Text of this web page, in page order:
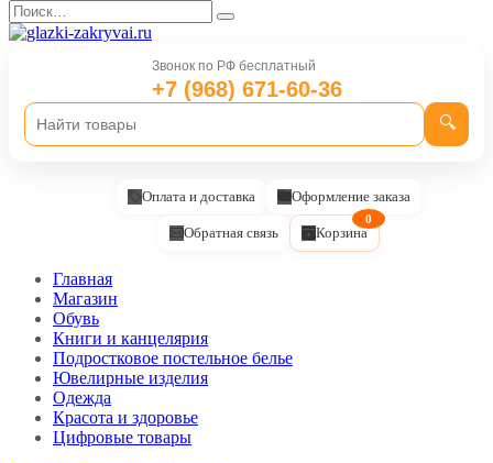
Перейти
к
содержанию
Search
for:
Звонок по РФ бесплатный
+7 (968) 671-60-36
🔍
Оплата и доставка Оформление заказа
Обратная связь Корзина
0
Главная
Магазин
Обувь
Книги и канцелярия
Подростковое постельное белье
Ювелирные изделия
Одежда
Красота и здоровье
Цифровые товары